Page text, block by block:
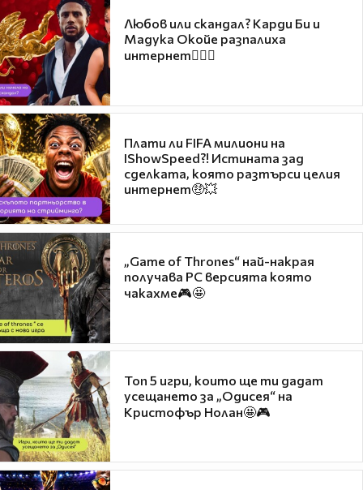
Любов или скандал? Карди Би и
Мадука Окойе разпалиха
интернет❤️‍🔥🔥
Плати ли FIFA милиони на
IShowSpeed?! Истината зад
сделката, която разтърси целия
интернет🤑💥
„Game of Thrones“ най-накрая
получава PC версията която
чакахме🎮🤩
Топ 5 игри, които ще ти дадат
усещането за „Одисея“ на
Кристофър Нолан🤩🎮